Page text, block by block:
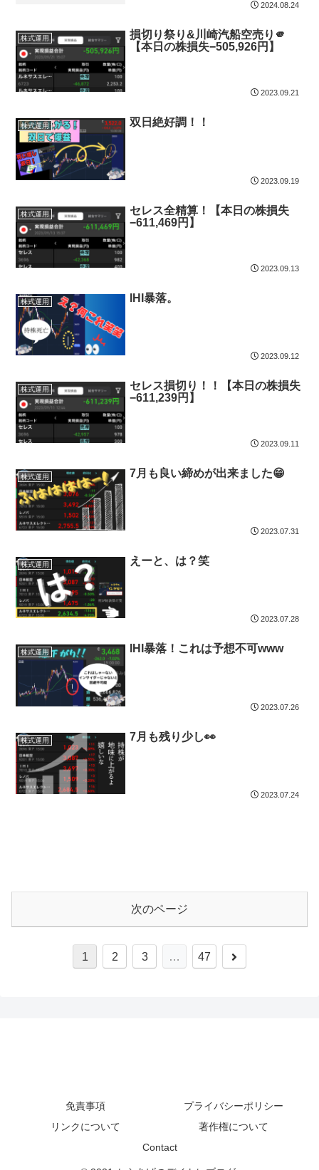
2024.08.24
株式運用
損切り祭り&川崎汽船空売り🫵
【本日の株損失−505,926円】
2023.09.21
株式運用 双日絶好調！！
2023.09.19
株式運用
セレス全精算！【本日の株損失
−611,469円】
2023.09.13
株式運用 IHI暴落。
2023.09.12
株式運用
セレス損切り！！【本日の株損失
−611,239円】
2023.09.11
株式運用 7月も良い締めが出来ました😁
2023.07.31
株式運用 えーと、は？笑
2023.07.28
株式運用 IHI暴落！これは予想不可www
2023.07.26
株式運用 7月も残り少し👀
2023.07.24
次のページ
1 2 3 … 47
免責事項
プライバシーポリシー
リンクについて
著作権について
Contact